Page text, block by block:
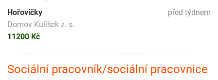
před týdnem
Hořovičky
Domov Kulíšek z. s.
11200 Kč
Sociální pracovník/sociální pracovnice